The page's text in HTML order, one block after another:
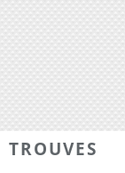
TROUVES